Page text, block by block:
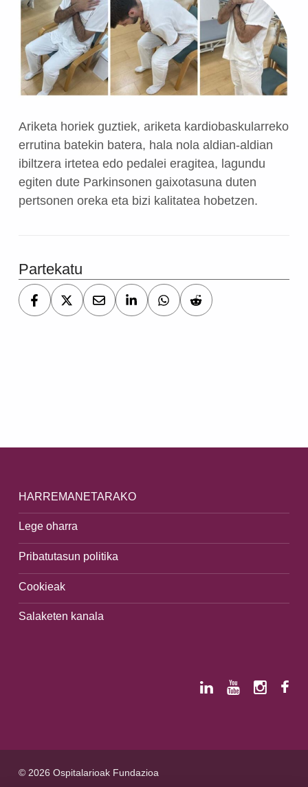
Ariketa horiek guztiek, ariketa kardiobaskularreko
errutina batekin batera, hala nola aldian-aldian
ibiltzera irtetea edo pedalei eragitea, lagundu
egiten dute Parkinsonen gaixotasuna duten
pertsonen oreka eta bizi kalitatea hobetzen.
Partekatu
HARREMANETARAKO
Lege oharra
Pribatutasun politika
Cookieak
Salaketen kanala
© 2026 Ospitalarioak Fundazioa